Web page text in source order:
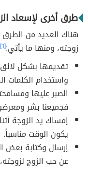
طرق أخرى لإسعاد
هناك العديد من
زوجته، ومنها ما يأتي:[٦]
تقديمها بشكل
واستخدام الكلمات
الصبر عليها
فجميعنا بشر
إمساك يد الزوجة
يكون الوقت مناسباً.
إرسال وكتابة بعض
عن حب الزوج